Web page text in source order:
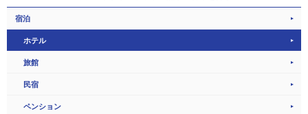
宿泊
ホテル
旅館
民宿
ペンション